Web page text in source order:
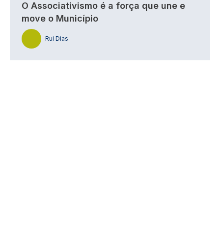
O Associativismo é a força que une e
move o Município
Rui Dias